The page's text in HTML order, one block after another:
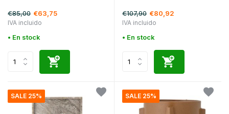
€85,00 €63,75
IVA incluido
• En stock
€107,90 €80,92
IVA incluido
• En stock
SALE 25% SALE 25%